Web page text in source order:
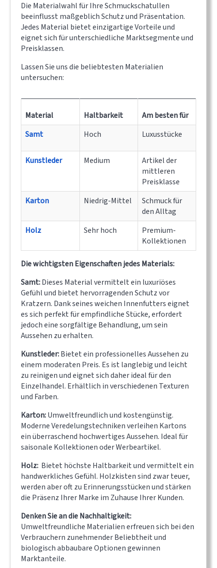
Die Materialwahl für Ihre Schmuckschatullen
beeinflusst maßgeblich Schutz und Präsentation.
Jedes Material bietet einzigartige Vorteile und
eignet sich für unterschiedliche Marktsegmente und
Preisklassen.
Lassen Sie uns die beliebtesten Materialien
untersuchen:
Material Haltbarkeit
Am besten für
Samt
Hoch Luxusstücke
Kunstleder Medium
Artikel der
mittleren
Preisklasse
Karton
Niedrig-Mittel
Schmuck für
den Alltag
Holz
Sehr hoch
Premium-
Kollektionen
Die wichtigsten Eigenschaften jedes Materials:
Samt:Dieses Material vermittelt ein luxuriöses
Gefühl und bietet hervorragenden Schutz vor
Kratzern. Dank seines weichen Innenfutters eignet
es sich perfekt für empfindliche Stücke, erfordert
jedoch eine sorgfältige Behandlung, um sein
Aussehen zu erhalten.
Kunstleder:Bietet ein professionelles Aussehen zu
einem moderaten Preis. Es ist langlebig und leicht
zu reinigen und eignet sich daher ideal für den
Einzelhandel. Erhältlich in verschiedenen Texturen
und Farben.
Karton:Umweltfreundlich und kostengünstig.
Moderne Veredelungstechniken verleihen Kartons
ein überraschend hochwertiges Aussehen. Ideal für
saisonale Kollektionen oder Werbeartikel.
Holz: Bietet höchste Haltbarkeit und vermittelt ein
handwerkliches Gefühl. Holzkisten sind zwar teuer,
werden aber oft zu Erinnerungsstücken und stärken
die Präsenz Ihrer Marke im Zuhause Ihrer Kunden.
Denken Sie an die Nachhaltigkeit:
Umweltfreundliche Materialien erfreuen sich bei den
Verbrauchern zunehmender Beliebtheit und
biologisch abbaubare Optionen gewinnen
Marktanteile.